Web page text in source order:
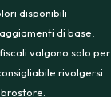
disponibili
di base,
valgono solo per
rivolgersi